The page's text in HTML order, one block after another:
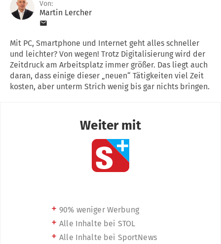
Von:
Martin Lercher
Mit PC, Smartphone und Internet geht alles schneller
und leichter? Von wegen! Trotz Digitalisierung wird der
Zeitdruck am Arbeitsplatz immer größer. Das liegt auch
daran, dass einige dieser „neuen“ Tätigkeiten viel Zeit
kosten, aber unterm Strich wenig bis gar nichts bringen.